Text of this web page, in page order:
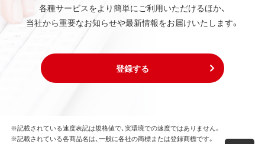
各種サービスをより簡単にご利用いただけるほか、
当社から重要なお知らせや最新情報をお届けいたします。
登録する
※記載されている速度表記は規格値で、実環境での速度ではありません。
※記載されている各商品名は、一般に各社の商標または登録商標です。